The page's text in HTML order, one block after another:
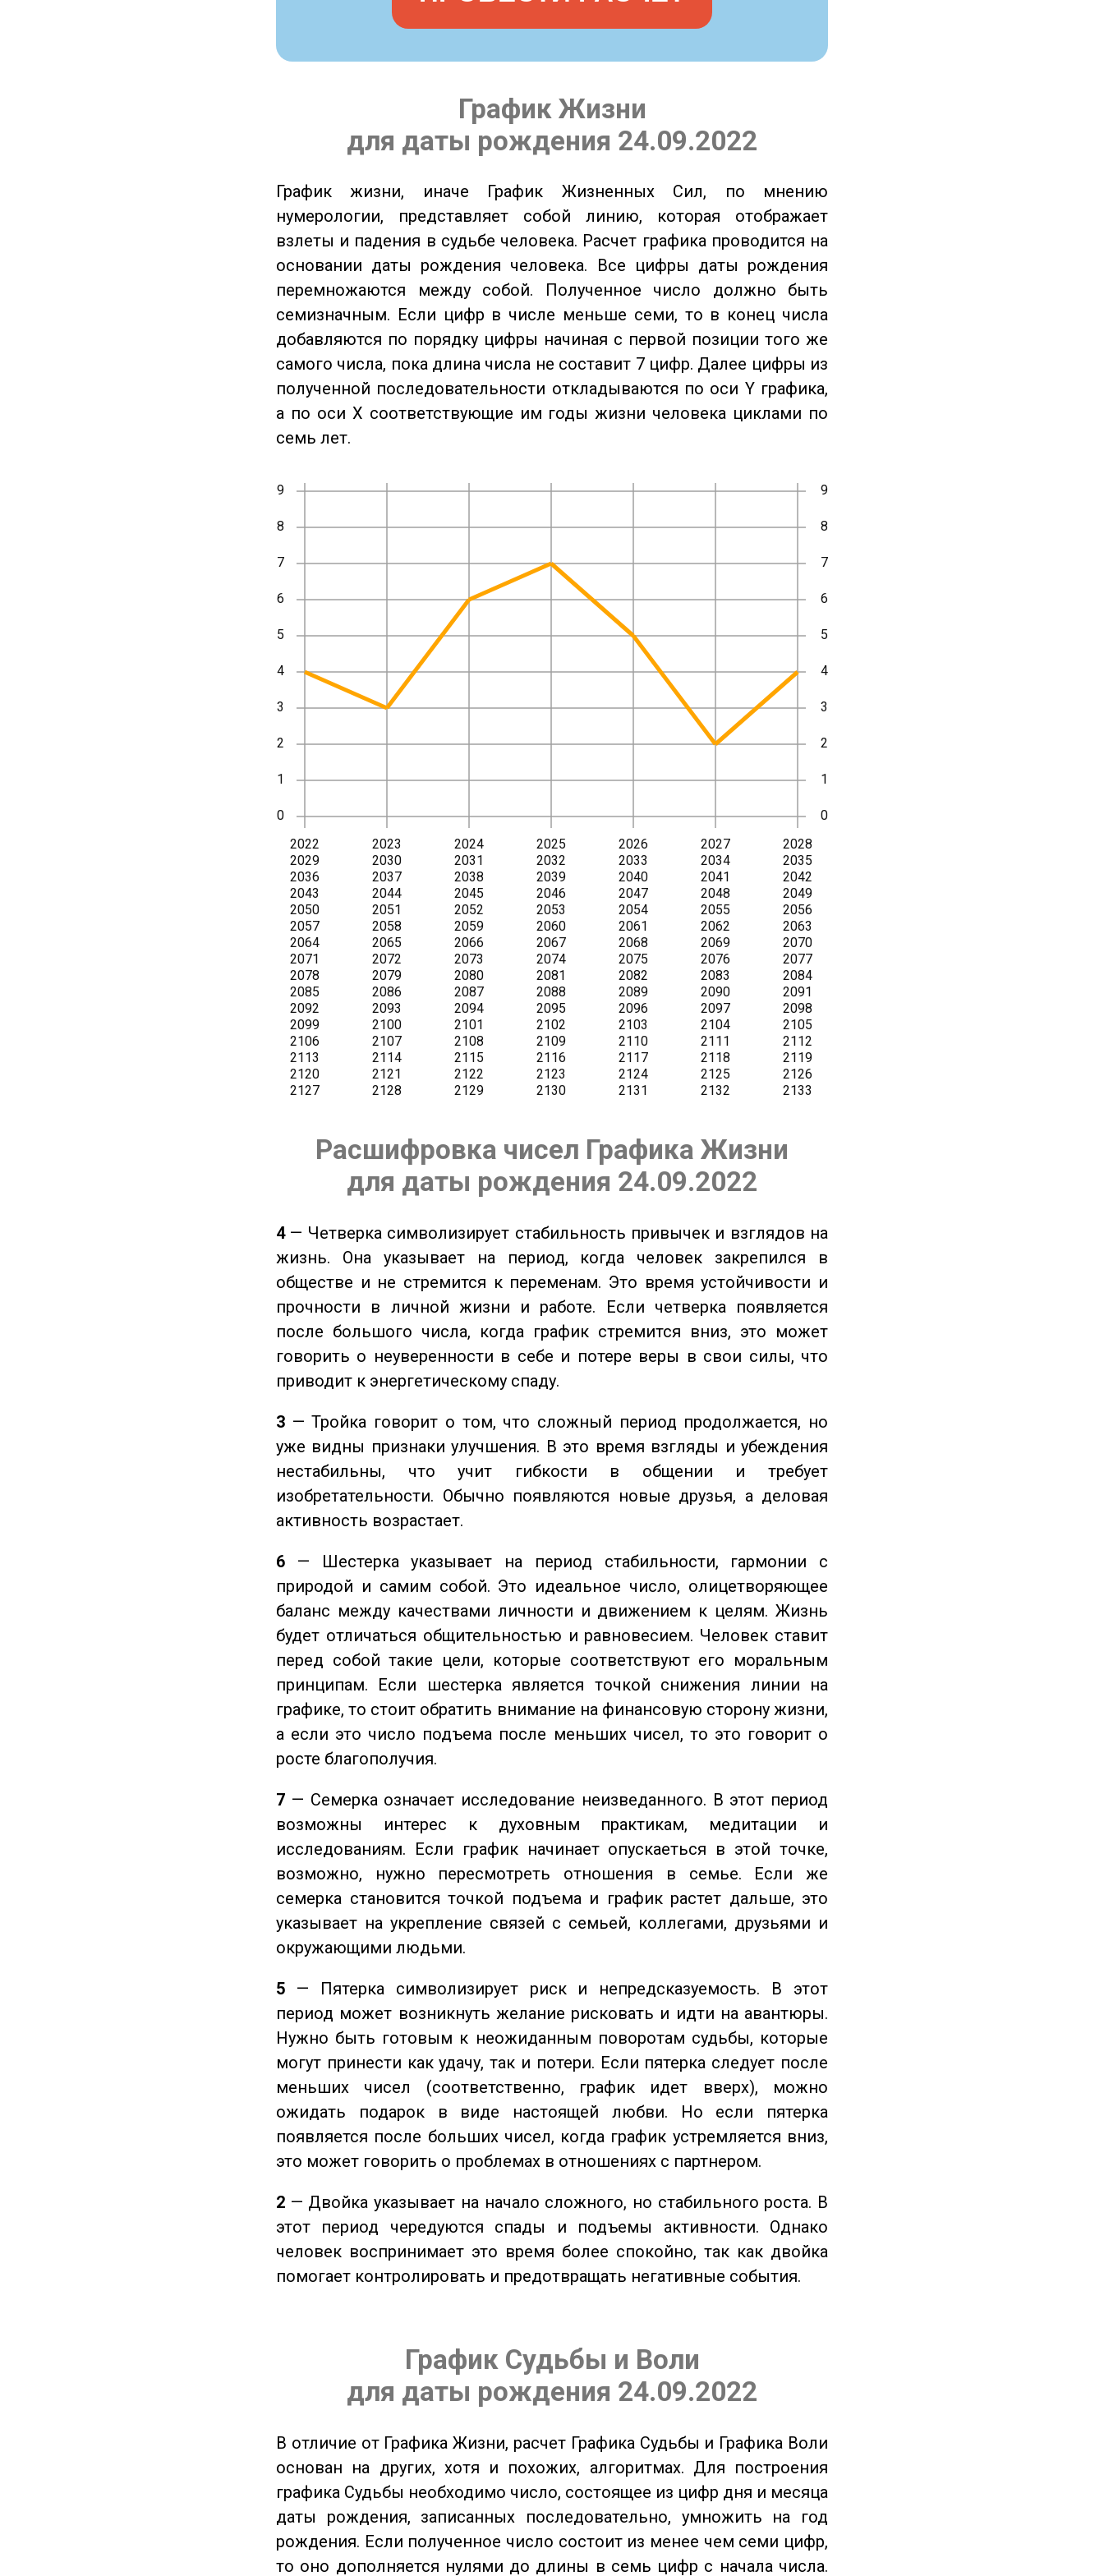
График Жизни
для даты рождения 24.09.2022
График жизни, иначе График Жизненных Сил, по мнению
нумерологии, представляет собой линию, которая отображает
взлеты и падения в судьбе человека. Расчет графика проводится на
основании даты рождения человека. Все цифры даты рождения
перемножаются между собой. Полученное число должно быть
семизначным. Если цифр в числе меньше семи, то в конец числа
добавляются по порядку цифры начиная с первой позиции того же
самого числа, пока длина числа не составит 7 цифр. Далее цифры из
полученной последовательности откладываются по оси Y графика,
а по оси X соответствующие им годы жизни человека циклами по
семь лет.
Расшифровка чисел Графика Жизни
для даты рождения 24.09.2022
4— Четверка символизирует стабильность привычек и взглядов на
жизнь. Она указывает на период, когда человек закрепился в
обществе и не стремится к переменам. Это время устойчивости и
прочности в личной жизни и работе. Если четверка появляется
после большого числа, когда график стремится вниз, это может
говорить о неуверенности в себе и потере веры в свои силы, что
приводит к энергетическому спаду.
3 — Тройка говорит о том, что сложный период продолжается, но
уже видны признаки улучшения. В это время взгляды и убеждения
нестабильны, что учит гибкости в общении и требует
изобретательности. Обычно появляются новые друзья, а деловая
активность возрастает.
6 — Шестерка указывает на период стабильности, гармонии с
природой и самим собой. Это идеальное число, олицетворяющее
баланс между качествами личности и движением к целям. Жизнь
будет отличаться общительностью и равновесием. Человек ставит
перед собой такие цели, которые соответствуют его моральным
принципам. Если шестерка является точкой снижения линии на
графике, то стоит обратить внимание на финансовую сторону жизни,
а если это число подъема после меньших чисел, то это говорит о
росте благополучия.
7 — Семерка означает исследование неизведанного. В этот период
возможны интерес к духовным практикам, медитации и
исследованиям. Если график начинает опускаеться в этой точке,
возможно, нужно пересмотреть отношения в семье. Если же
семерка становится точкой подъема и график растет дальше, это
указывает на укрепление связей с семьей, коллегами, друзьями и
окружающими людьми.
5 — Пятерка символизирует риск и непредсказуемость. В этот
период может возникнуть желание рисковать и идти на авантюры.
Нужно быть готовым к неожиданным поворотам судьбы, которые
могут принести как удачу, так и потери. Если пятерка следует после
меньших чисел (соответственно, график идет вверх), можно
ожидать подарок в виде настоящей любви. Но если пятерка
появляется после больших чисел, когда график устремляется вниз,
это может говорить о проблемах в отношениях с партнером.
2 — Двойка указывает на начало сложного, но стабильного роста. В
этот период чередуются спады и подъемы активности. Однако
человек воспринимает это время более спокойно, так как двойка
помогает контролировать и предотвращать негативные события.
График Судьбы и Воли
для даты рождения 24.09.2022
В отличие от Графика Жизни, расчет Графика Судьбы и Графика Воли
основан на других, хотя и похожих, алгоритмах. Для построения
графика Судьбы необходимо число, состоящее из цифр дня и месяца
даты рождения, записанных последовательно, умножить на год
рождения. Если полученное число состоит из менее чем семи цифр,
то оно дополняется нулями до длины в семь цифр с начала числа.